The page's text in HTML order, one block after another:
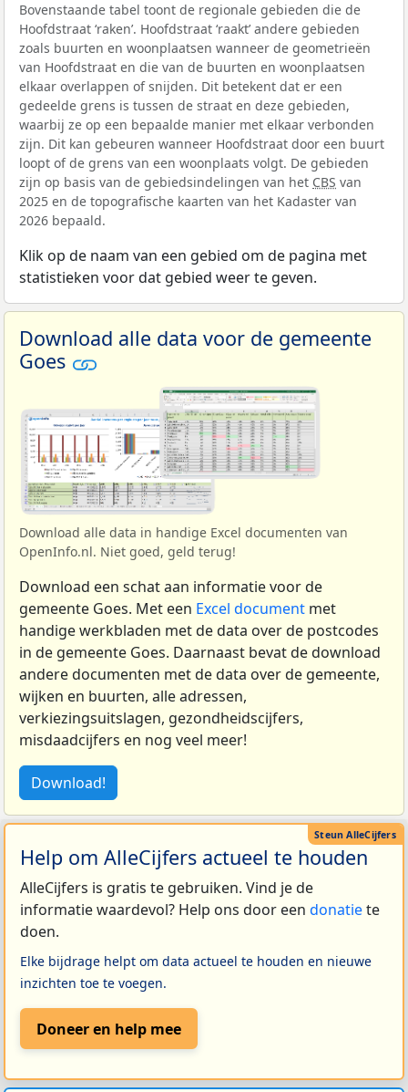
Bovenstaande tabel toont de regionale gebieden die de
Hoofdstraat ‘raken’. Hoofdstraat ‘raakt’ andere gebieden
zoals buurten en woonplaatsen wanneer de geometrieën
van Hoofdstraat en die van de buurten en woonplaatsen
elkaar overlappen of snijden. Dit betekent dat er een
gedeelde grens is tussen de straat en deze gebieden,
waarbij ze op een bepaalde manier met elkaar verbonden
zijn. Dit kan gebeuren wanneer Hoofdstraat door een buurt
loopt of de grens van een woonplaats volgt. De gebieden
zijn op basis van de gebiedsindelingen van het CBS van
2025 en de topografische kaarten van het Kadaster van
2026 bepaald.
Klik op de naam van een gebied om de pagina met
statistieken voor dat gebied weer te geven.
Download alle data voor de gemeente
Goes
Download alle data in handige Excel documenten van
OpenInfo.nl. Niet goed, geld terug!
Download een schat aan informatie voor de
gemeente Goes. Met een Excel document met
handige werkbladen met de data over de postcodes
in de gemeente Goes. Daarnaast bevat de download
andere documenten met de data over de gemeente,
wijken en buurten, alle adressen,
verkiezingsuitslagen, gezondheidscijfers,
misdaadcijfers en nog veel meer!
Download!
Help om AlleCijfers actueel te houden
AlleCijfers is gratis te gebruiken. Vind je de
informatie waardevol? Help ons door een donatiete
doen.
Elke bijdrage helpt om data actueel te houden en nieuwe
inzichten toe te voegen.
Doneer en help mee